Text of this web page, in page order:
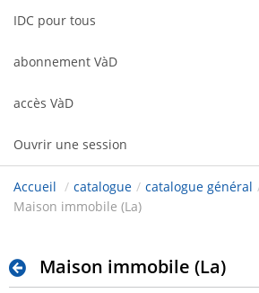
IDC pour tous
abonnement VàD
accès VàD
Ouvrir une session
Accueil / catalogue / catalogue général
Maison immobile (La)
Maison immobile (La)